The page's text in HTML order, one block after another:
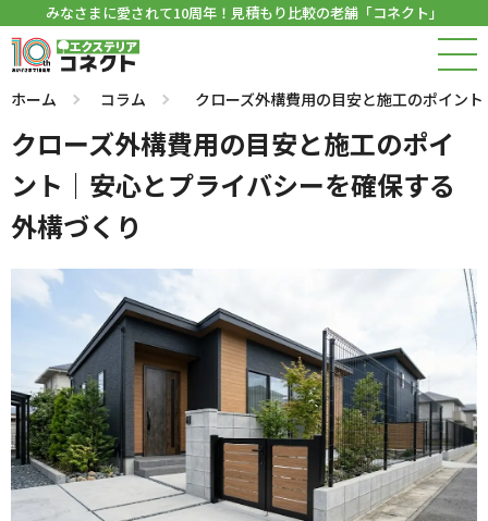
みなさまに愛されて10周年！見積もり比較の老舗「コネクト」
ホーム コラム クローズ外構費用の目安と施工のポイン
クローズ外構費用の目安と施工のポイ
ント｜安心とプライバシーを確保する
外構づくり